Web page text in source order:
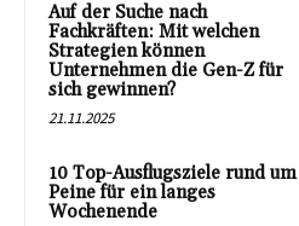
Auf der Suche nach
Fachkräften: Mit welchen
Strategien können
Unternehmen die Gen-Z für
sich gewinnen?
21.11.2025
10 Top-Ausflugsziele rund um
Peine für ein langes
Wochenende